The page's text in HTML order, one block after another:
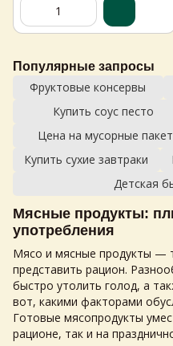
Популярные запросы
Фруктовые консервы
Купить соус песто
Цена на мусорные
Купить сухие завтраки
Детская
Мясные продукты:
употребления
Мясо и мясные продукты —
представить рацион.
быстро утолить голод, а
вот, какими факторами
Готовые мясопродукты
рационе, так и на